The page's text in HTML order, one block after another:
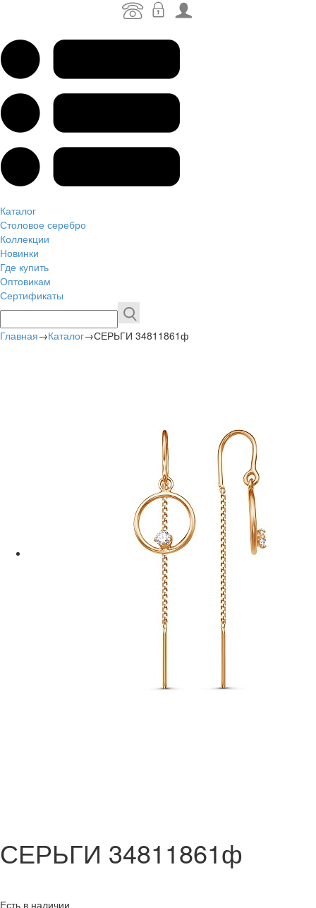
Каталог
Столовое серебро
Коллекции
Новинки
Где купить
Оптовикам
Сертификаты
Главная→Каталог→СЕРЬГИ 34811861ф
СЕРЬГИ 34811861ф
Есть в наличии